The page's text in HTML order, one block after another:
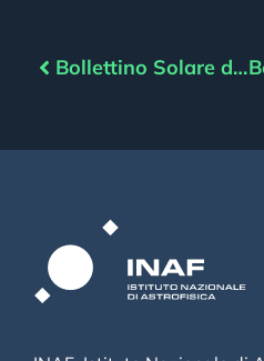
Bollettino Solare del 28/11/2025